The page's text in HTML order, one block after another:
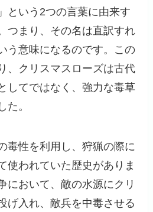
という2つの言葉に由来す
つまり、その名は直訳すれ
う意味になるのです。この
、クリスマスローズは古代
してではなく、強力な毒草
た。
毒性を利用し、狩猟の際に
使われていた歴史がありま
において、敵の水源にクリ
げ入れ、敵兵を中毒させる